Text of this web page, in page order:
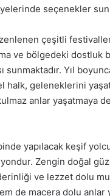
seçenekler
çeşitli
ve bölgedeki dostluk
sunmaktadır. Yıl
halk, geleneklerini
anlar yaşatmaya
yapılacak keşif
Zengin doğal
ve lezzet dolu
de macera dolu anlar